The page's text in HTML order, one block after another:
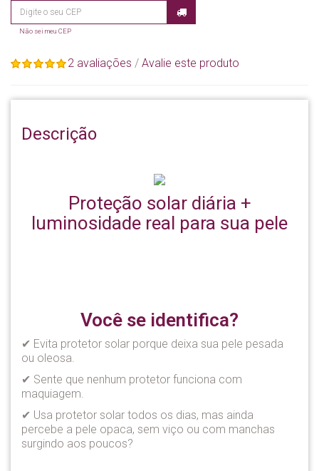
Não sei meu CEP
2 avaliações / Avalie este produto
Descrição
Proteção solar diária +
luminosidade real para sua pele
Você se identifica?
✔ Evita protetor solar porque deixa sua pele pesada
ou oleosa.
✔ Sente que nenhum protetor funciona com
maquiagem.
✔ Usa protetor solar todos os dias, mas ainda
percebe a pele opaca, sem viço ou com manchas
surgindo aos poucos?